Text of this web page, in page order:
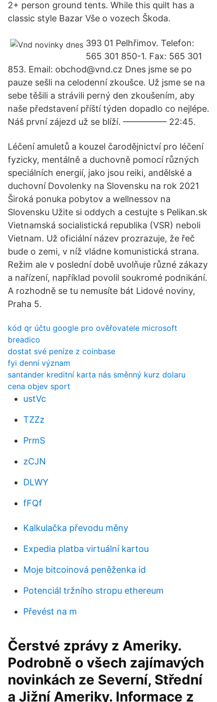
2+ person ground tents. While this quilt has a
classic style Bazar Vše o vozech Škoda.
393 01 Pelhřimov. Telefon:
565 301 850-1. Fax: 565 301
853. Email: obchod@vnd.cz Dnes jsme se po
pauze sešli na celodenní zkoušce. Už jsme se na
sebe těšili a strávili perný den zkoušením, aby
naše představení příští týden dopadlo co nejlépe.
Náš první zájezd už se blíží. ————— 22:45.
Léčení amuletů a kouzel čarodějnictví pro léčení
fyzicky, mentálně a duchovně pomocí různých
speciálních energií, jako jsou reiki, andělské a
duchovní Dovolenky na Slovensku na rok 2021
Široká ponuka pobytov a wellnessov na
Slovensku Užite si oddych a cestujte s Pelikan.sk
Vietnamská socialistická republika (VSR) neboli
Vietnam. Už oficiální název prozrazuje, že řeč
bude o zemi, v níž vládne komunistická strana.
Režim ale v poslední době uvolňuje různé zákazy
a nařízení, například povolil soukromé podnikání.
A rozhodně se tu nemusíte bát Lidové noviny,
Praha 5.
kód qr účtu google pro ověřovatele microsoft
breadico
dostat své peníze z coinbase
fyi denní význam
santander kreditní karta nás směnný kurz dolaru
cena objev sport
ustVc
TZZz
PrmS
zCJN
DLWY
fFQf
Kalkulačka převodu měny
Expedia platba virtuální kartou
Moje bitcoinová peněženka id
Potenciál tržního stropu ethereum
Převést na m
Čerstvé zprávy z Ameriky.
Podrobně o všech zajímavých
novinkách ze Severní, Střední
a Jižní Ameriky. Informace z